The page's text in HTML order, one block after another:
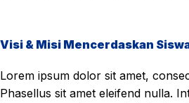
Visi & Misi Mencerdaskan
Lorem ipsum dolor sit amet,
Phasellus sit amet eleifend nulla.